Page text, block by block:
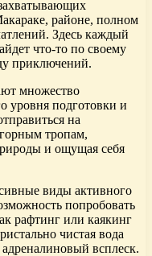
районе, полном
Здесь каждый
что-то по своему
приключений.
множество
уровня подготовки и
на
тропам,
и ощущая себя
виды активного
попробовать
рафтинг или каякинг
чистая вода
всплеск.